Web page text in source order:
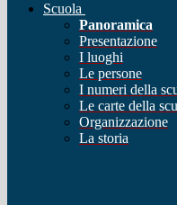
Scuola
Panoramica
Presentazione
I luoghi
Le persone
I numeri della
Le carte della
Organizzazione
La storia